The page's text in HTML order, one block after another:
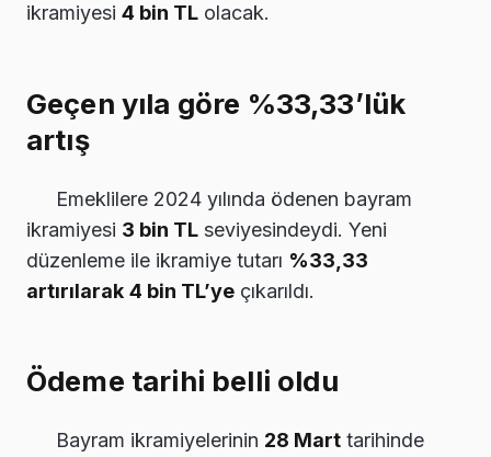
ikramiyesi 4 bin TL olacak.
Geçen yıla göre %33,33’lük
artış
Emeklilere 2024 yılında ödenen bayram
ikramiyesi 3 bin TL seviyesindeydi. Yeni
düzenleme ile ikramiye tutarı %33,33
artırılarak 4 bin TL’ye çıkarıldı.
Ödeme tarihi belli oldu
Bayram ikramiyelerinin 28 Mart tarihinde